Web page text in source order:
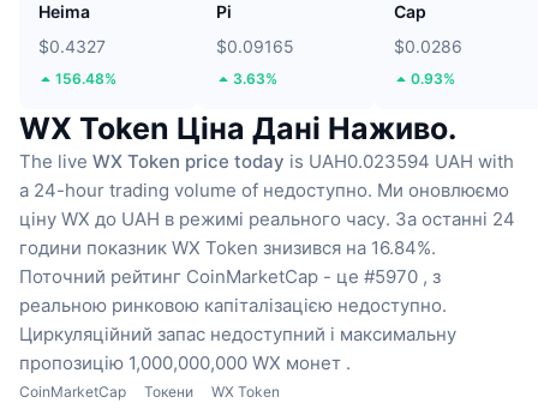
Heima
$0.4327
156.48%
Pi
$0.09165
3.63%
Cap
$0.0286
0.93%
WX Token Ціна Дані Наживо.
The live WX Token price today is UAH0.023594 UAH with
a 24-hour trading volume of недоступно. Ми оновлюємо
ціну WX до UAH в режимі реального часу. За останні 24
години показник WX Token знизився на 16.84%.
Поточний рейтинг CoinMarketCap - це #5970 , з
реальною ринковою капіталізацією недоступно.
Циркуляційний запас недоступний і максимальну
пропозицію 1,000,000,000 WX монет .
CoinMarketCap Токени WX Token